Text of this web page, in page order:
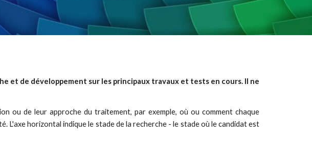
et de développement sur les principaux travaux et tests en cours. Il ne
ou de leur approche du traitement, par exemple, où ou comment chaque
horizontal indique le stade de la recherche - le stade où le candidat est